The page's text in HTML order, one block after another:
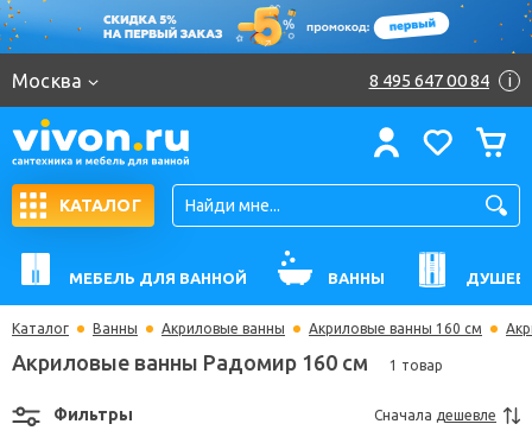
Москва 8 495 647 00 84 i
КАТАЛОГ
МЕБЕЛЬ ДЛЯ ВАННОЙ ВАННЫ
Каталог Ванны Акриловые ванны Акриловые ванны 160 см
Акриловые ванны Радомир 160 см 1 товар
Фильтры Сначала дешевле